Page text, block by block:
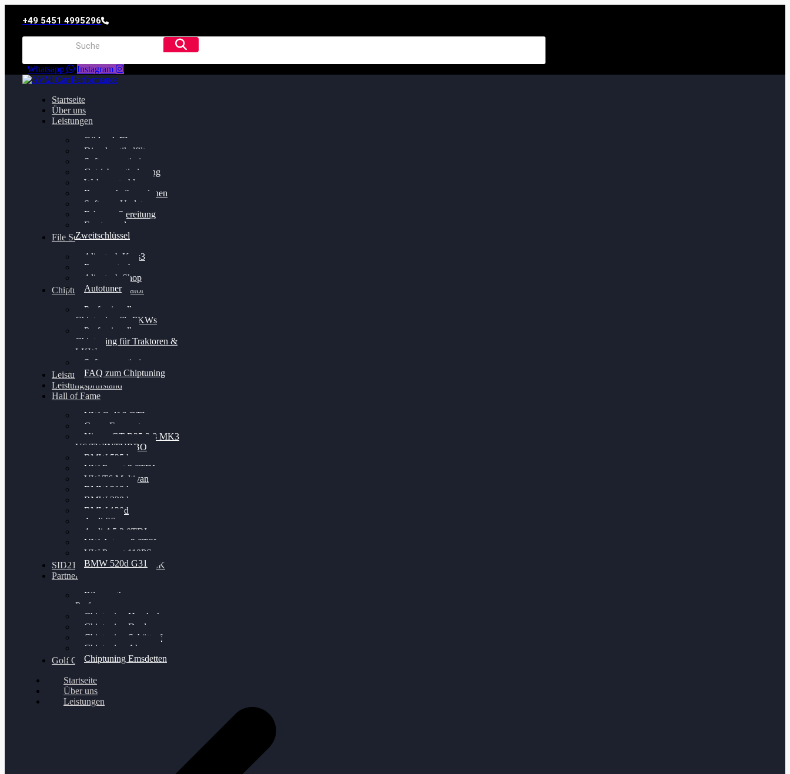
+49 5451 4995296
Whatsapp Instagram
Startseite
Über uns
Leistungen
Oildruck FIx
Dieselpartikelfilter
Softwareoptimierung
Getriebeoptimierung
Walnussstrahlen
Bremsscheiben planen
Software Update
Felgenaufbereitung
Ersatz- und
Zweitschlüssel
File Service
Alientech Kess3
Powergate 4
Alientech Shop
Autotuner
Chiptuning Konfigurator
Professionelles
Chiptuning für PKWs
Professionelles
Chiptuning für Traktoren &
LKW
Softwareoptimierung
FAQ zum Chiptuning
Leistungsmessung
Leistungsprüfstand
Hall of Fame
VW Golf 6 GTI
Cupra Formentor
Nissan GT-R35 3.8 MK3
V6 TWINTURBO
BMW 525d
VW Passat 2.0TDI
VW T6 Multivan
BMW 318d
BMW 320d
BMW 120d
Audi S6
Audi A5 3.0TDI
VW Arteon 2.0TSI
VW Passat 110PS
BMW 520d G31
SID212 / 212EVO UNLOCK
Partner
Bilgenroth
Performance
Chiptuning Herzlacke
Chiptuning Duelmen
Chiptuning Schüttorf
Chiptuning Ahaus
Chiptuning Emsdetten
Golf Gewinnspiel
Startseite
Über uns
Leistungen